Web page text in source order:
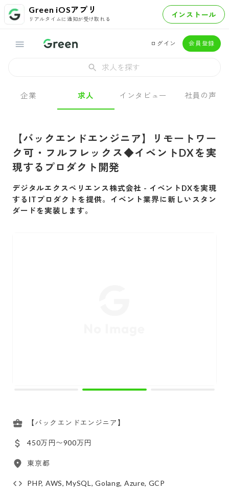
Green iOSアプリ
リアルタイムに通知が受け取れる インストール
ログイン 会員登録
求人を探す
企業 求人 インタビュー 社員の声
【バックエンドエンジニア】リモートワー
ク可・フルフレックス◆イベントDXを実
現するプロダクト開発
デジタルエクスペリエンス株式会社 - イベントDXを実現
するITプロダクトを提供。イベント業界に新しいスタン
ダードを実装します。
【バックエンドエンジニア】
450万円〜900万円
東京都
PHP, AWS, MySQL, Golang, Azure, GCP